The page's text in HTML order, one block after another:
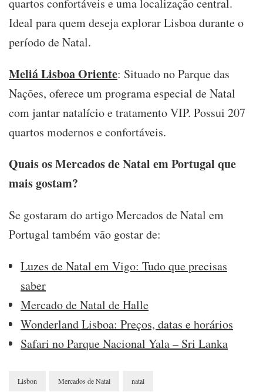
Ideal para quem deseja explorar Lisboa durante o
período de Natal.
Meliá Lisboa Oriente: Situado no Parque das
Nações, oferece um programa especial de Natal
com jantar natalício e tratamento VIP. Possui 207
quartos modernos e confortáveis.
Quais os Mercados de Natal em Portugal que
mais gostam?
Se gostaram do artigo Mercados de Natal em
Portugal também vão gostar de:
Luzes de Natal em Vigo: Tudo que precisas
saber
Mercado de Natal de Halle
Wonderland Lisboa: Preços, datas e horários
Safari no Parque Nacional Yala – Sri Lanka
Lisbon Mercados de Natal natal